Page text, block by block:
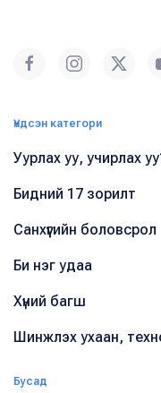
Үндсэн категори
Уурлах уу, учирлах
Бидний 17 зорилт
Санхүүгийн боловсрол
Би нэг удаа
Хүний багш
Шинжлэх ухаан,
Бусад